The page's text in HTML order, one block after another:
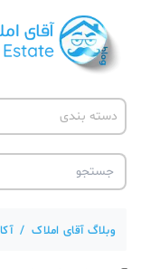
دسته بندی
آقای مشاور املاک
آکادمی آقای املاک
آموزش املاک
آموزش پلتفرم آقای
اخبار مسکن
وبلاگ آقای املاک /